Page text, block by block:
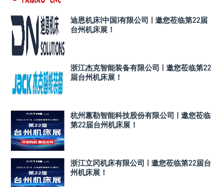
迪恩机床(中国)有限公司 | 邀您莅临第22届
台州机床展！
浙江杰克智能装备有限公司 | 邀您莅临第22
届台州机床展！
杭州蕙勒智能科技股份有限公司 | 邀您莅临
第22届台州机床展！
浙江立冈机床有限公司 | 邀您莅临第22届台
州机床展！